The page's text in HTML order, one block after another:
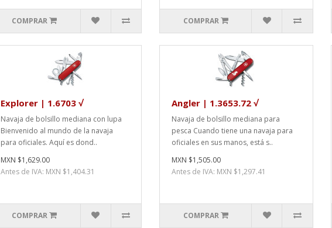
COMPRAR COMPRAR
Explorer | 1.6703 √
Navaja de bolsillo mediana con lupa
Bienvenido al mundo de la navaja
para oficiales. Aquí es dond..
MXN $1,629.00
Antes de IVA: MXN $1,404.31
COMPRAR
Angler | 1.3653.72 √
Navaja de bolsillo mediana para
pesca Cuando tiene una navaja para
oficiales en sus manos, está s..
MXN $1,505.00
Antes de IVA: MXN $1,297.41
COMPRAR